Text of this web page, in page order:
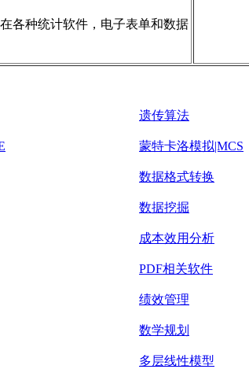
各种统计软件，电子表单和数据
遗传算法
蒙特卡洛模拟|MCS
数据格式转换
数据挖掘
成本效用分析
PDF相关软件
绩效管理
数学规划
多层线性模型